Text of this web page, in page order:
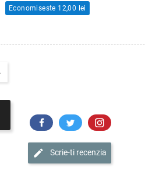
Economiseste 12,00 lei
Scrie-ti recenzia